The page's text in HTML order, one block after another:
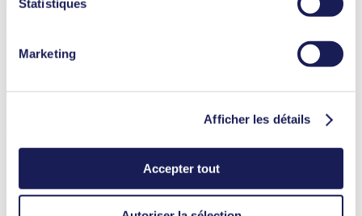
cookies utilisés, leur but, la base juridique et la durée de
données.
Statistiques
Marketing
Afficher les détails
Accepter tout
ZIP (11 MB) - Modèle 3D CAO - Anglais
3D CAD Model N 940.5 TTE